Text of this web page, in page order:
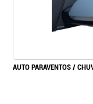
AUTO PARAVENTOS /